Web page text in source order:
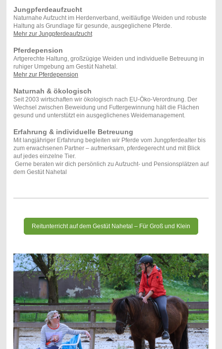
Jungpferdeaufzucht
Naturnahe Aufzucht im Herdenverband, weitläufige Weiden und robuste
Haltung als Grundlage für gesunde, ausgeglichene Pferde.
Mehr zur Jungpferdeaufzucht
Pferdepension
Artgerechte Haltung, großzügige Weiden und individuelle Betreuung in
ruhiger Umgebung am Gestüt Nahetal.
Mehr zur Pferdepension
Naturnah & ökologisch
Seit 2003 wirtschaften wir ökologisch nach EU-Öko-Verordnung. Der
Wechsel zwischen Beweidung und Futtergewinnung hält die Flächen
gesund und unterstützt ein ausgeglichenes Weidemanagement.
Erfahrung & individuelle Betreuung
Mit langjähriger Erfahrung begleiten wir Pferde vom Jungpferdealter bis
zum erwachsenen Partner – aufmerksam, pferdegerecht und mit Blick
auf jedes einzelne Tier.
Gerne beraten wir dich persönlich zu Aufzucht- und Pensionsplätzen auf
dem Gestüt Nahetal
Reitunterricht auf dem Gestüt Nahetal – Für Groß und Klein